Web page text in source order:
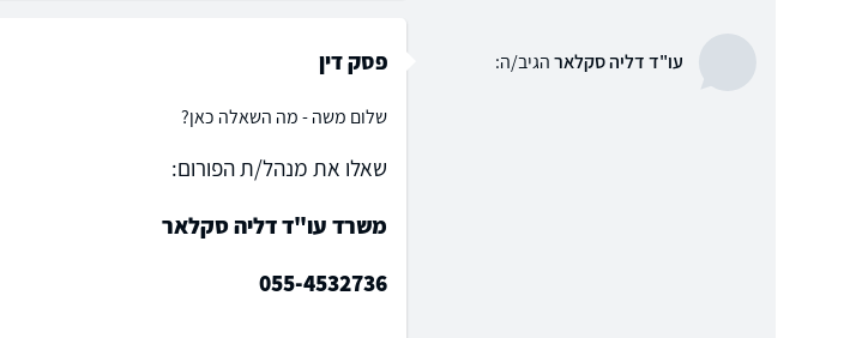
עו"ד דליה סקלארהגיב/ה: פסק דין
שלום משה - מה השאלה כאן?
שאלו את מנהל/ת הפורום:
משרד עו"ד דליה סקלאר
055-4532736